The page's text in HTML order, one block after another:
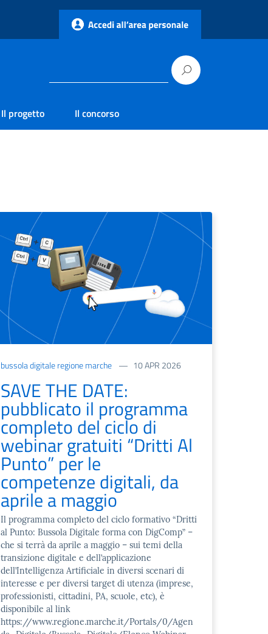
Il progetto Il concorso
bussola digitale regione marche 10 APR 2026
SAVE THE DATE:
pubblicato il programma
completo del ciclo di
webinar gratuiti “Dritti Al
Punto” per le
competenze digitali, da
aprile a maggio
Il programma completo del ciclo formativo “Dritti
al Punto: Bussola Digitale forma con DigComp” –
che si terrà da aprile a maggio – sui temi della
transizione digitale e dell’applicazione
dell’Intelligenza Artificiale in diversi scenari di
interesse e per diversi target di utenza (imprese,
professionisti, cittadini, PA, scuole, etc), è
disponibile al link
https://www.regione.marche.it/Portals/0/Agen